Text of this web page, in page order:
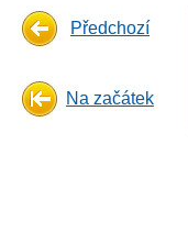
Předchozí
Na začátek